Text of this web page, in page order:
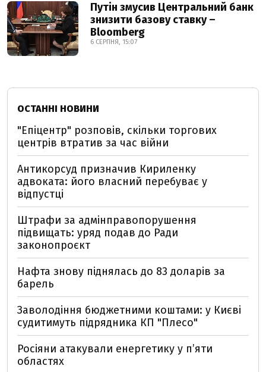
Путін змусив Центральний банк
знизити базову ставку –
Bloomberg
6 СЕРПНЯ, 15:07
ОСТАННІ НОВИНИ
"Епіцентр" розповів, скільки торгових
центрів втратив за час війни
Антикорсуд призначив Кириленку
адвоката: його власний перебуває у
відпустці
Штрафи за адмінправопорушення
підвищать: уряд подав до Ради
законопроєкт
Нафта знову піднялась до 83 доларів за
барель
Заволодіння бюджетними коштами: у Києві
судитимуть підрядника КП "Плесо"
Росіяни атакували енергетику у пʼяти
областях